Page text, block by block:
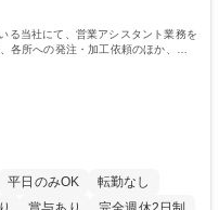
る当社にて、営業アシスタント業務を
各所への発注・加工依頼のほか、電
平日のみOK
転勤なし